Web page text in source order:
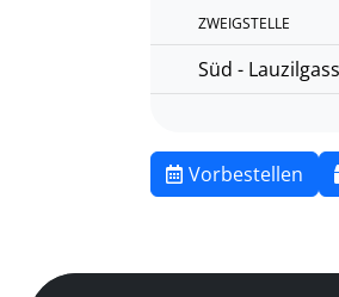
ZWEIGSTELLE
Süd -
Vorbestellen